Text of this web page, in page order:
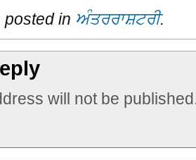
posted in ਅੰਤਰਰਾਸ਼ਟਰੀ.
will not be